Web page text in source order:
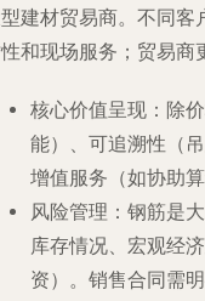
建材贸易商。不同客
和现场服务；贸易商
核心价值呈现 ：除
能）、可追溯性（
增值服务（如协助
风险管理 ：钢筋是
库存情况、宏观经
资）。销售合同需